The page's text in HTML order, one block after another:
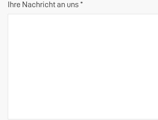
Ihre Nachricht an uns *